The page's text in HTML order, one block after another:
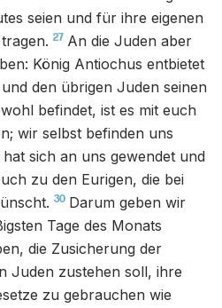
seien und für ihre eigenen
27 An die Juden aber
König Antiochus entbietet
den übrigen Juden seinen
befindet, ist es mit euch
wir selbst befinden uns
sich an uns gewendet und
zu den Eurigen, die bei
30 Darum geben wir
Tage des Monats
die Zusicherung der
Juden zustehen soll, ihre
zu gebrauchen wie